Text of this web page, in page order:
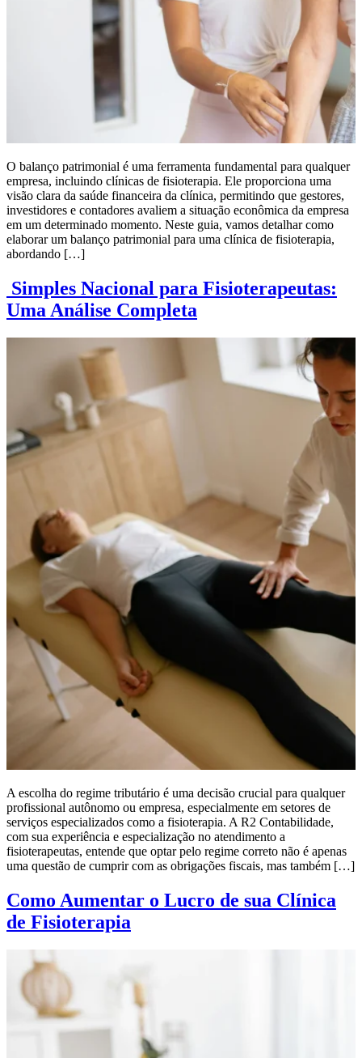
O balanço patrimonial é uma ferramenta fundamental para qualquer
empresa, incluindo clínicas de fisioterapia. Ele proporciona uma
visão clara da saúde financeira da clínica, permitindo que gestores,
investidores e contadores avaliem a situação econômica da empresa
em um determinado momento. Neste guia, vamos detalhar como
elaborar um balanço patrimonial para uma clínica de fisioterapia,
abordando […]
Simples Nacional para Fisioterapeutas:
Uma Análise Completa
A escolha do regime tributário é uma decisão crucial para qualquer
profissional autônomo ou empresa, especialmente em setores de
serviços especializados como a fisioterapia. A R2 Contabilidade,
com sua experiência e especialização no atendimento a
fisioterapeutas, entende que optar pelo regime correto não é apenas
uma questão de cumprir com as obrigações fiscais, mas também […]
Como Aumentar o Lucro de sua Clínica
de Fisioterapia